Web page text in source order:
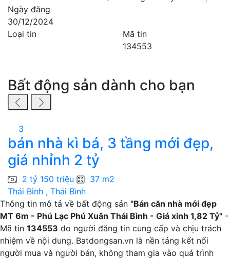
Ngày đăng
30/12/2024
Loại tin
Mã tin
134553
Bất động sản dành cho bạn
3
bán nhà kì bá, 3 tầng mới đẹp,
giá nhỉnh 2 tỷ
2 tỷ 150 triệu
37 m2
Thái Bình , Thái Bình
Thông tin mô tả về bất động sản "Bán căn nhà mới đẹp
MT 6m - Phú Lạc Phú Xuân Thái Bình - Giá xinh 1,82 Tỷ" -
Mã tin 134553 do người đăng tin cung cấp và chịu trách
nhiệm về nội dung. Batdongsan.vn là nền tảng kết nối
người mua và người bán, không tham gia vào quá trình